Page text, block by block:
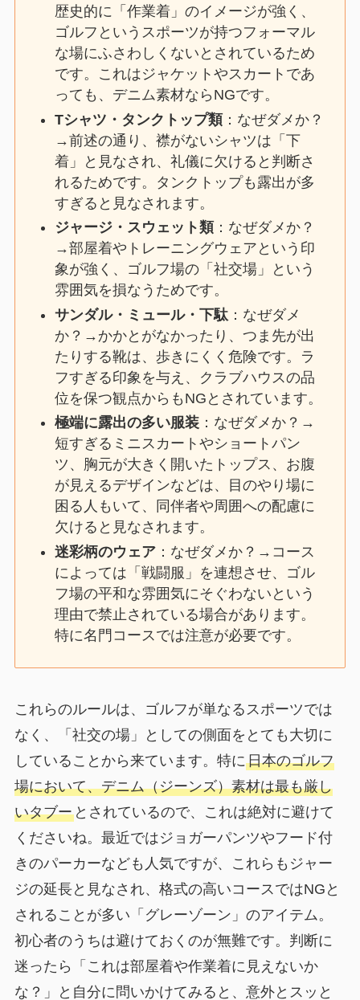
歴史的に「作業着」のイメージが強く、
ゴルフというスポーツが持つフォーマル
な場にふさわしくないとされているため
です。これはジャケットやスカートであ
っても、デニム素材ならNGです。
Tシャツ・タンクトップ類：なぜダメか？
→前述の通り、襟がないシャツは「下
着」と見なされ、礼儀に欠けると判断さ
れるためです。タンクトップも露出が多
すぎると見なされます。
ジャージ・スウェット類 ：なぜダメか？
→部屋着やトレーニングウェアという印
象が強く、ゴルフ場の「社交場」という
雰囲気を損なうためです。
サンダル・ミュール・下駄 ：なぜダメ
か？→かかとがなかったり、つま先が出
たりする靴は、歩きにくく危険です。ラ
フすぎる印象を与え、クラブハウスの品
位を保つ観点からもNGとされています。
極端に露出の多い服装 ：なぜダメか？→
短すぎるミニスカートやショートパン
ツ、胸元が大きく開いたトップス、お腹
が見えるデザインなどは、目のやり場に
困る人もいて、同伴者や周囲への配慮に
欠けると見なされます。
迷彩柄のウェア ：なぜダメか？→コース
によっては「戦闘服」を連想させ、ゴル
フ場の平和な雰囲気にそぐわないという
理由で禁止されている場合があります。
特に名門コースでは注意が必要です。
これらのルールは、ゴルフが単なるスポーツでは
なく、「社交の場」としての側面をとても大切に
していることから来ています。特に日本のゴルフ
場において、デニム（ジーンズ）素材は最も厳し
いタブーとされているので、これは絶対に避けて
くださいね。最近ではジョガーパンツやフード付
きのパーカーなども人気ですが、これらもジャー
ジの延長と見なされ、格式の高いコースではNGと
されることが多い「グレーゾーン」のアイテム。
初心者のうちは避けておくのが無難です。判断に
迷ったら「これは部屋着や作業着に見えないか
な？」と自分に問いかけてみると、意外とスッと